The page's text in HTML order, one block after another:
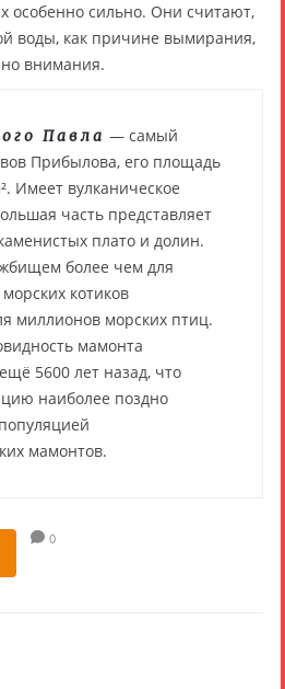
особенно сильно. Они считают,
воды, как причине вымирания,
внимания.
Павла — самый
Прибылова, его площадь
Имеет вулканическое
часть представляет
плато и долин.
более чем для
котиков
миллионов морских птиц.
мамонта
5600 лет назад, что
наиболее поздно
мамонтов.
0